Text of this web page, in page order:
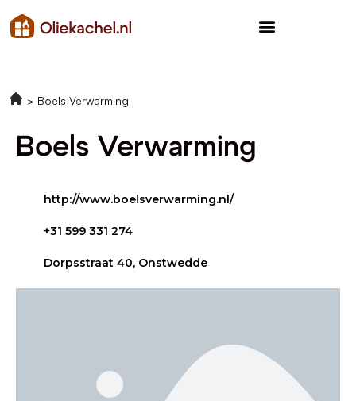
Boels Verwarming
Boels Verwarming
http://www.boelsverwarming.nl/
+31 599 331 274
Dorpsstraat 40, Onstwedde